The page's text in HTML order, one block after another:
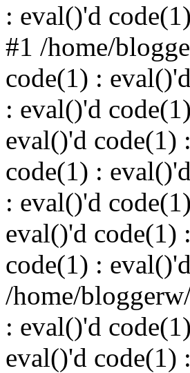
: eval()'d
#1 /home/
code(1) :
: eval()'d
eval()'d code(1)
code(1) :
: eval()'d
eval()'d code(1)
code(1) :
/home/
: eval()'d
eval()'d code(1)